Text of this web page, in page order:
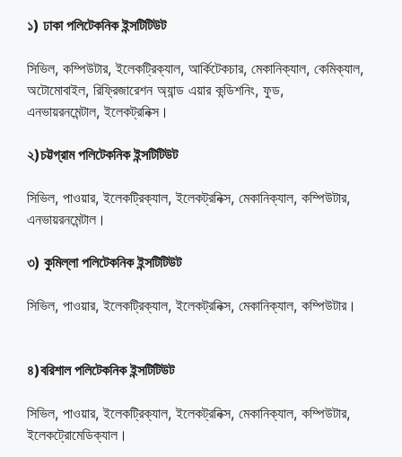
১) ঢাকা পলিটেকনিক ইন্সটিটিউট
সিভিল, কম্পিউটার, ইলেকট্রিক্যাল, আর্কিটেকচার, মেকানিক্যাল, কেমিক্যাল,
অটোমোবাইল, রিফ্রিজারেশন অ্যান্ড এয়ার কন্ডিশনিং, ফুড,
এনভায়রনমেন্টাল, ইলেকট্রনিক্স।
২)চট্টগ্রাম পলিটেকনিক ইন্সটিটিউট
সিভিল, পাওয়ার, ইলেকট্রিক্যাল, ইলেকট্রনিক্স, মেকানিক্যাল, কম্পিউটার,
এনভায়রনমেন্টাল।
৩) কুমিল্লা পলিটেকনিক ইন্সটিটিউট
সিভিল, পাওয়ার, ইলেকট্রিক্যাল, ইলেকট্রনিক্স, মেকানিক্যাল, কম্পিউটার।
৪)বরিশাল পলিটেকনিক ইন্সটিটিউট
সিভিল, পাওয়ার, ইলেকট্রিক্যাল, ইলেকট্রনিক্স, মেকানিক্যাল, কম্পিউটার,
ইলেকট্রোমেডিক্যাল।